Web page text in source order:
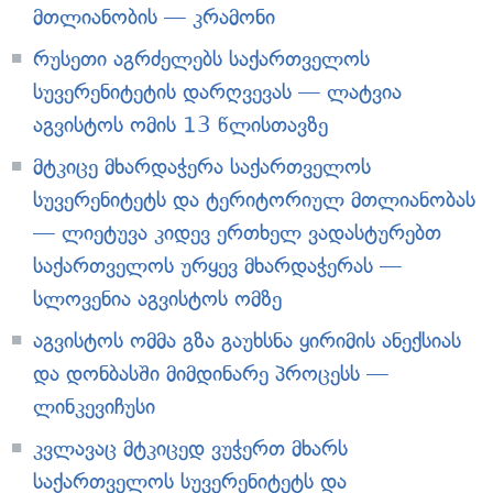
მთლიანობის — კრამონი
რუსეთი აგრძელებს საქართველოს
სუვერენიტეტის დარღვევას — ლატვია
აგვისტოს ომის 13 წლისთავზე
მტკიცე მხარდაჭერა საქართველოს
სუვერენიტეტს და ტერიტორიულ მთლიანობას
— ლიეტუვა კიდევ ერთხელ ვადასტურებთ
საქართველოს ურყევ მხარდაჭერას —
სლოვენია აგვისტოს ომზე
აგვისტოს ომმა გზა გაუხსნა ყირიმის ანექსიას
და დონბასში მიმდინარე პროცესს —
ლინკევიჩუსი
კვლავაც მტკიცედ ვუჭერთ მხარს
საქართველოს სუვერენიტეტს და